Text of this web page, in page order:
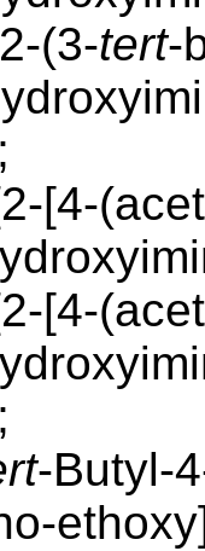
(3-tert-
[4-
[4-
-Butyl-